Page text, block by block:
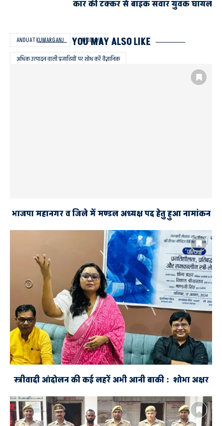
ANDUAT KUMARGANJ AYODHYA
अधिक उत्पादन वाली प्रजातियों पर शोध करें वैज्ञानिक
किसानों की बेहतरी का हुआ प्रयास
कार की टक्कर से बाइक सवार युवक घायल
YOU MAY ALSO LIKE
भाजपा महानगर व जिले में मण्डल अध्यक्ष पद हेतु हुआ नामांकन
स्त्रीवादी आंदोलन की कई लहरें अभी आनी बाकी : शोभा अक्षर